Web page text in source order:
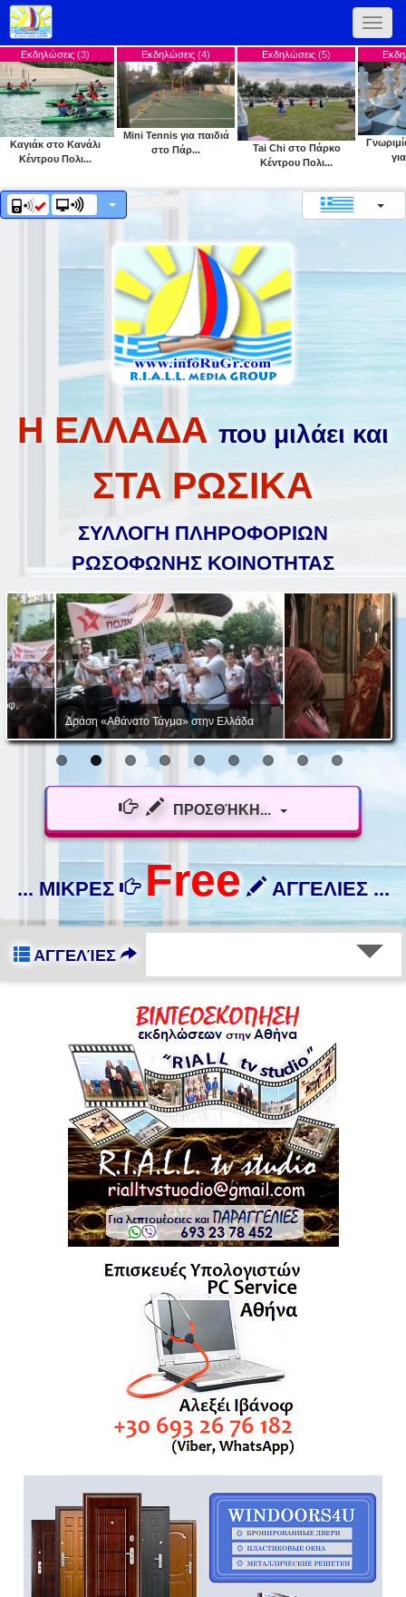
Toggle
(3)
Κανάλι
Πολι...
Εκδηλώσεις(4)
Mini Tennis για παιδιά
στο Πάρ...
Εκδηλώσεις(5)
Tai Chi στο Πάρκο
Κέντρου Πολι...
Εκδηλώσεις(6)
Γνωριμία με το
για παιδι...
Η ΕΛΛΑΔΑ που μιλάει και
ΣΤΑ ΡΩΣΙΚΑ
ΣΥΛΛΟΓΗ ΠΛΗΡΟΦΟΡΙΩΝ
ΡΩΣΟΦΩΝΗΣ ΚΟΙΝΟΤΗΤΑΣ
Δράση «Αθάνατο Τάγμα» στην Ελλάδα
ΠΡΟΣΘΉΚΗ...
... ΜΙΚΡΕΣ Free ΑΓΓΕΛΙΕΣ ...
ΑΓΓΕΛΊΕΣ